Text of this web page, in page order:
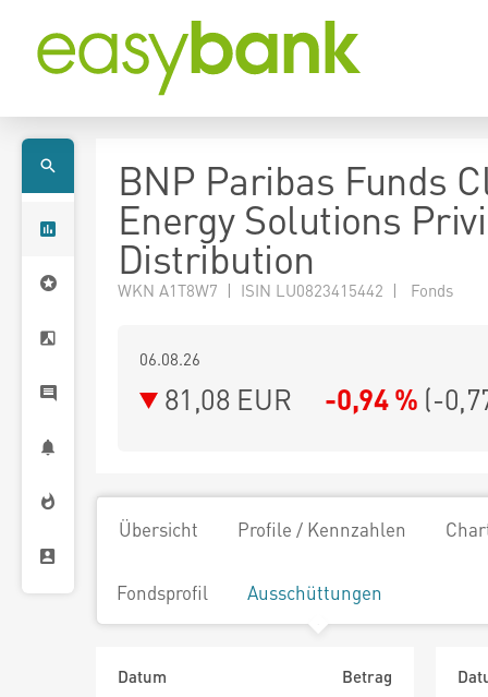
BNP Paribas Funds
Energy Solutions
Distribution
WKN A1T8W7 | ISIN LU0823415442 | Fonds
06.08.26
81,08 EUR -0,94 % (-
Übersicht Profile / Kennzahlen
Fondsprofil Ausschüttungen
Datum
Betrag